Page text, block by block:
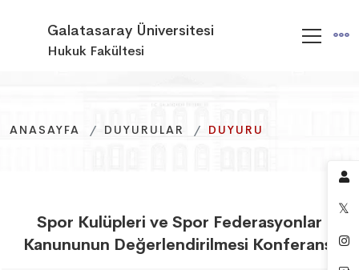
Galatasaray Üniversitesi
Hukuk Fakültesi
ANASAYFA DUYURULAR DUYURU
ANASAYFA DUYURULAR DUYURU
ANASAYFA DUYURULAR DUYURU
Spor Kulüpleri ve Spor Federasyonlar
Kanununun Değerlendirilmesi Konferansı